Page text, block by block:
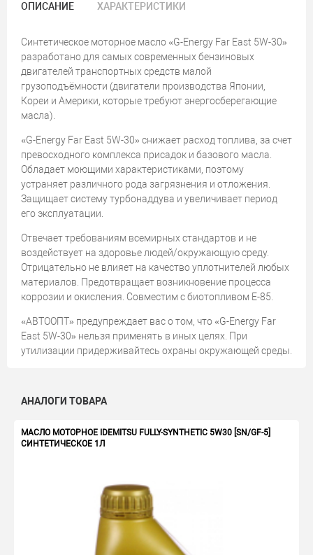
ОПИСАНИЕ ХАРАКТЕРИСТИКИ
Синтетическое моторное масло «G-Energy Far East 5W-30»
разработано для самых современных бензиновых
двигателей транспортных средств малой
грузоподъёмности (двигатели производства Японии,
Кореи и Америки, которые требуют энергосберегающие
масла).
«G-Energy Far East 5W-30» снижает расход топлива, за счет
превосходного комплекса присадок и базового масла.
Обладает моющими характеристиками, поэтому
устраняет различного рода загрязнения и отложения.
Защищает систему турбонаддува и увеличивает период
его эксплуатации.
Отвечает требованиям всемирных стандартов и не
воздействует на здоровье людей/окружающую среду.
Отрицательно не влияет на качество уплотнителей любых
материалов. Предотвращает возникновение процесса
коррозии и окисления. Совместим с биотопливом Е-85.
«АВТООПТ» предупреждает вас о том, что «G-Energy Far
East 5W-30» нельзя применять в иных целях. При
утилизации придерживайтесь охраны окружающей среды.
АНАЛОГИ ТОВАРА
МАСЛО МОТОРНОЕ IDEMITSU FULLY-SYNTHETIC 5W30 [SN/GF-5]
СИНТЕТИЧЕСКОЕ 1Л